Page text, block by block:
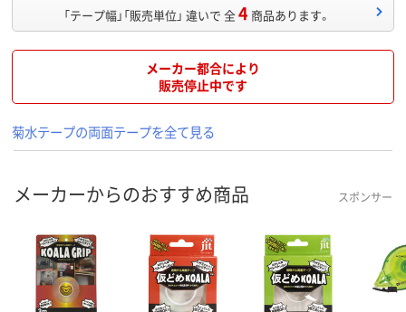
「テープ幅」「販売単位」 違いで 全4 商品あります。
メーカー都合により
販売停止中です
菊水テープの両面テープを全て見る
メーカーからのおすすめ商品 スポンサー